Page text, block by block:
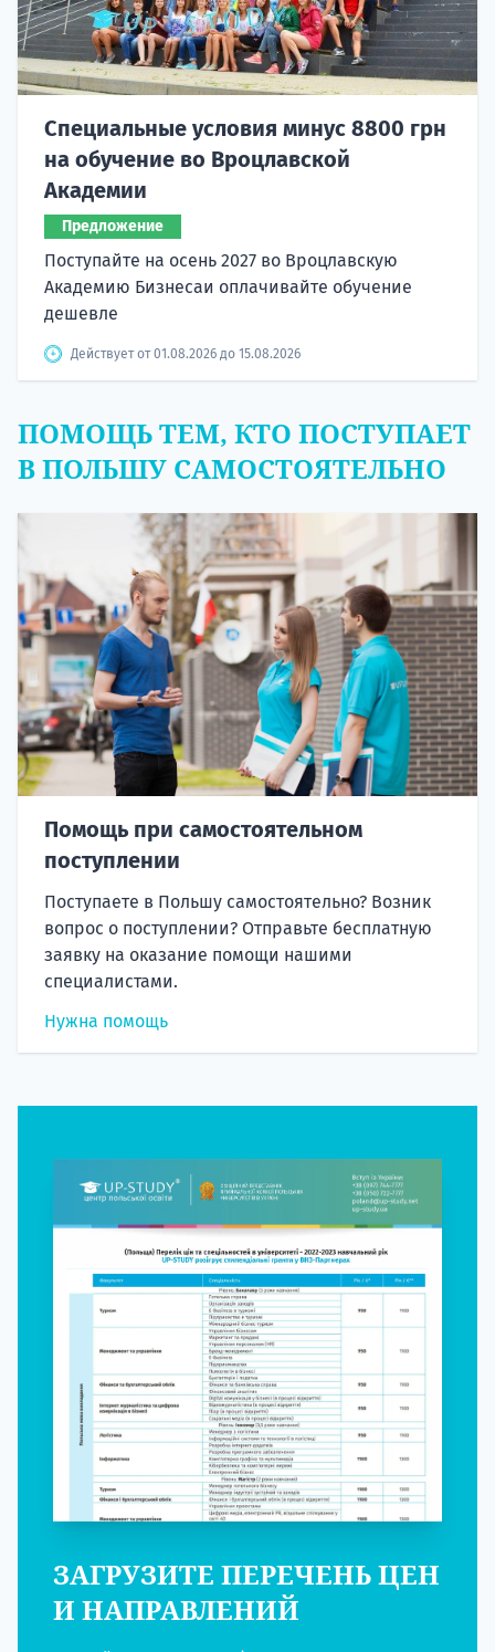
Специальные условия минус 8800 грн
на обучение во Вроцлавской
Академии
Предложение
Поступайте на осень 2027 во Вроцлавскую
Академию Бизнесаи оплачивайте обучение
дешевле
Действует от 01.08.2026 до 15.08.2026
ПОМОЩЬ ТЕМ, КТО ПОСТУПАЕТ
В ПОЛЬШУ САМОСТОЯТЕЛЬНО
Помощь при самостоятельном
поступлении
Поступаете в Польшу самостоятельно? Возник
вопрос о поступлении? Отправьте бесплатную
заявку на оказание помощи нашими
специалистами.
Нужна помощь
ЗАГРУЗИТЕ ПЕРЕЧЕНЬ ЦЕН
И НАПРАВЛЕНИЙ